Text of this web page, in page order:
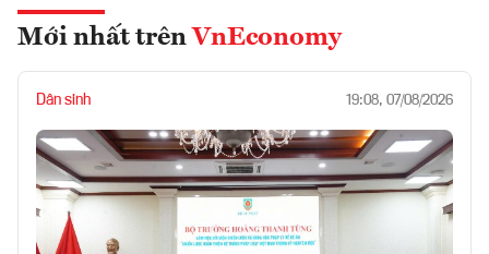
Mới nhất trên VnEconomy
Dân sinh 19:08, 07/08/2026